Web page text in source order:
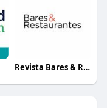
Revista Bares & Restaurantes